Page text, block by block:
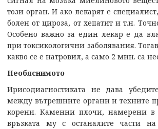
този орган. И ако лекарят е
болен от цироза, от хепатит и т.н.
Особено важно за един лекар е да
при токсикологични заболявания.
какво се е натровил, а само 2 мин. са
Необяснимото
Ирисодиагностиката не дава
между вътрешните органи и техните
корени. Каменни плочи, намерени в
връзката му с останалите части